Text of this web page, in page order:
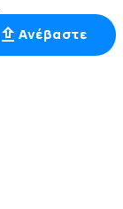
Ανέβαστε